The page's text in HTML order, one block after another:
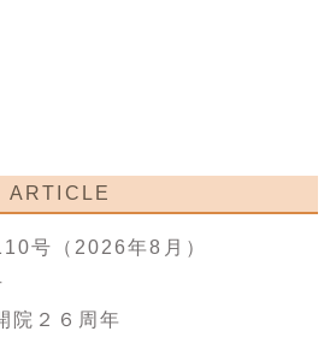
ARTICLE
号（2026年8月）
院２６周年